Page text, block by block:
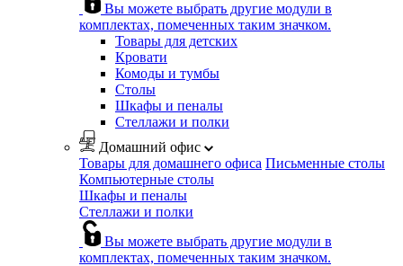
Вы можете выбрать другие модули в
комплектах, помеченных таким значком.
Товары для детских
Кровати
Комоды и тумбы
Столы
Шкафы и пеналы
Стеллажи и полки
Домашний офис
Товары для домашнего офиса Письменные столы
Компьютерные столы
Шкафы и пеналы
Стеллажи и полки
Вы можете выбрать другие модули в
комплектах, помеченных таким значком.